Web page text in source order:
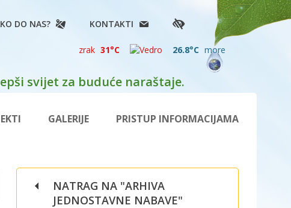
KONTAKTI
DO NAS?
zrak 31°C 26.8°C more
svijet za buduće naraštaje.
GALERIJE PRISTUP INFORMACIJAMA
NATRAG NA "ARHIVA
JEDNOSTAVNE NABAVE"